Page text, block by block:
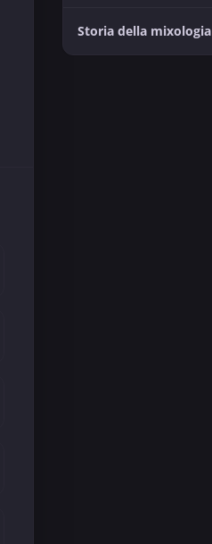
Storia della mixologia